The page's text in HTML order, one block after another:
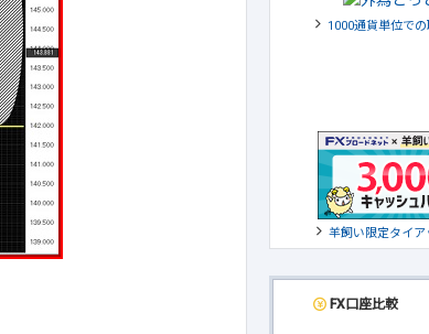
1000通貨単位で
羊飼い限定タイア
FX口座比較